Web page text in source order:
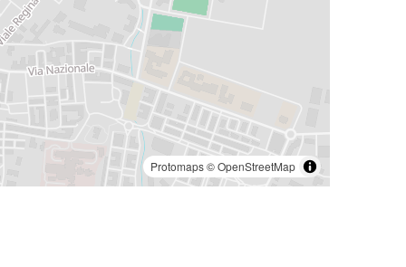
Protomaps©OpenStreetMap